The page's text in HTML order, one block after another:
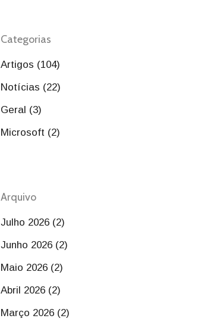
Categorias
Artigos (104)
Notícias (22)
Geral (3)
Microsoft (2)
Arquivo
Julho 2026 (2)
Junho 2026 (2)
Maio 2026 (2)
Abril 2026 (2)
Março 2026 (2)